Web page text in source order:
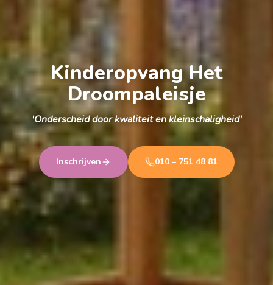
Kinderopvang Het
Droompaleisje
'Onderscheid door kwaliteit en kleinschaligheid'
Inschrijven 010 – 751 48 81